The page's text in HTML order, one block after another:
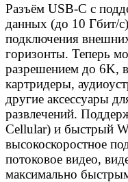
Разъём USB-C с
данных (до 10 Гбит/
подключения
горизонты. Теперь
разрешением до 6K,
картридеры,
другие аксессуары
развлечений.
Cellular) и быстрый
высокоскоростное
потоковое видео,
максимально